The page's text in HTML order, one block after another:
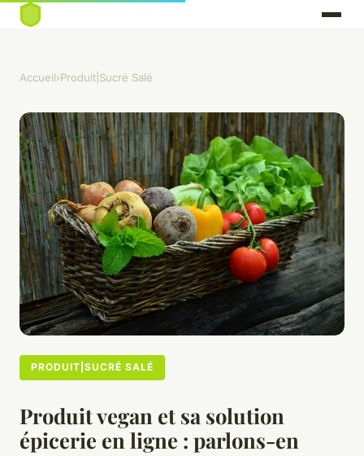
Accueil›Produit|Sucré Salé
PRODUIT|SUCRÉ SALÉ
Produit vegan et sa solution
épicerie en ligne : parlons-en